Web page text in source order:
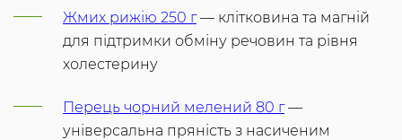
Жмих рижію 250 г— клітковина та магній
для підтримки обміну речовин та рівня
холестерину
Перець чорний мелений 80 г—
універсальна пряність з насиченим